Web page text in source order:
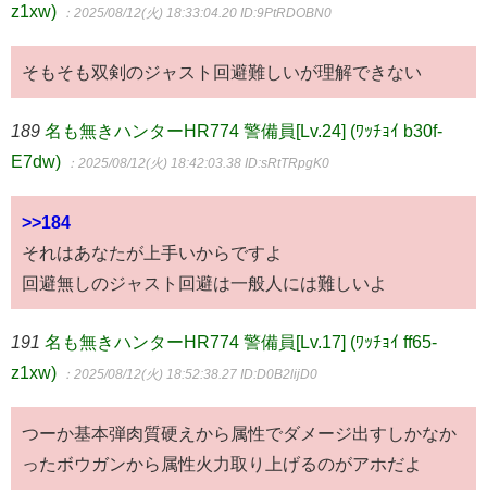
z1xw)
：2025/08/12(火) 18:33:04.20 ID:9PtRDOBN0
そもそも双剣のジャスト回避難しいが理解できない
189 名も無きハンターHR774 警備員[Lv.24] (ﾜｯﾁｮｲ b30f-
E7dw)
：2025/08/12(火) 18:42:03.38 ID:sRtTRpgK0
>>184
それはあなたが上手いからですよ
回避無しのジャスト回避は一般人には難しいよ
191 名も無きハンターHR774 警備員[Lv.17] (ﾜｯﾁｮｲ ff65-
z1xw)
：2025/08/12(火) 18:52:38.27 ID:D0B2lijD0
つーか基本弾肉質硬えから属性でダメージ出すしかなか
ったボウガンから属性火力取り上げるのがアホだよ